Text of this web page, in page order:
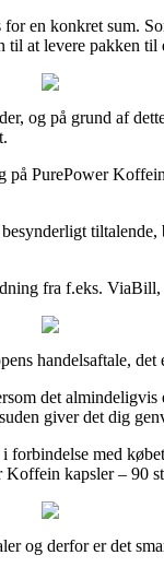
en konkret sum.
at levere pakken til
og på grund af
PurePower
fra f.eks.
handelsaftale,
det
giver det dig
med
kapsler – 90
og derfor er det